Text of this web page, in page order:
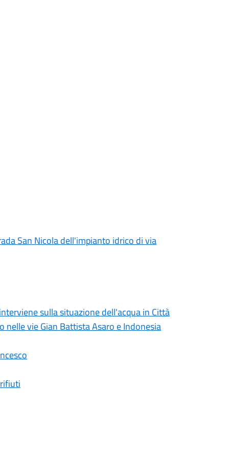
San Nicola dell'impianto idrico di via
sulla situazione dell'acqua in Città
vie Gian Battista Asaro e Indonesia